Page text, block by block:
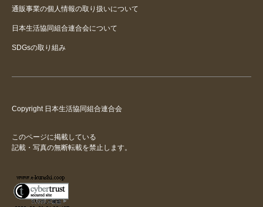
通販事業の個人情報の取り扱いについて
日本生活協同組合連合会について
SDGsの取り組み
Copyright 日本生活協同組合連合会
このページに掲載している
記載・写真の無断転載を禁止します。